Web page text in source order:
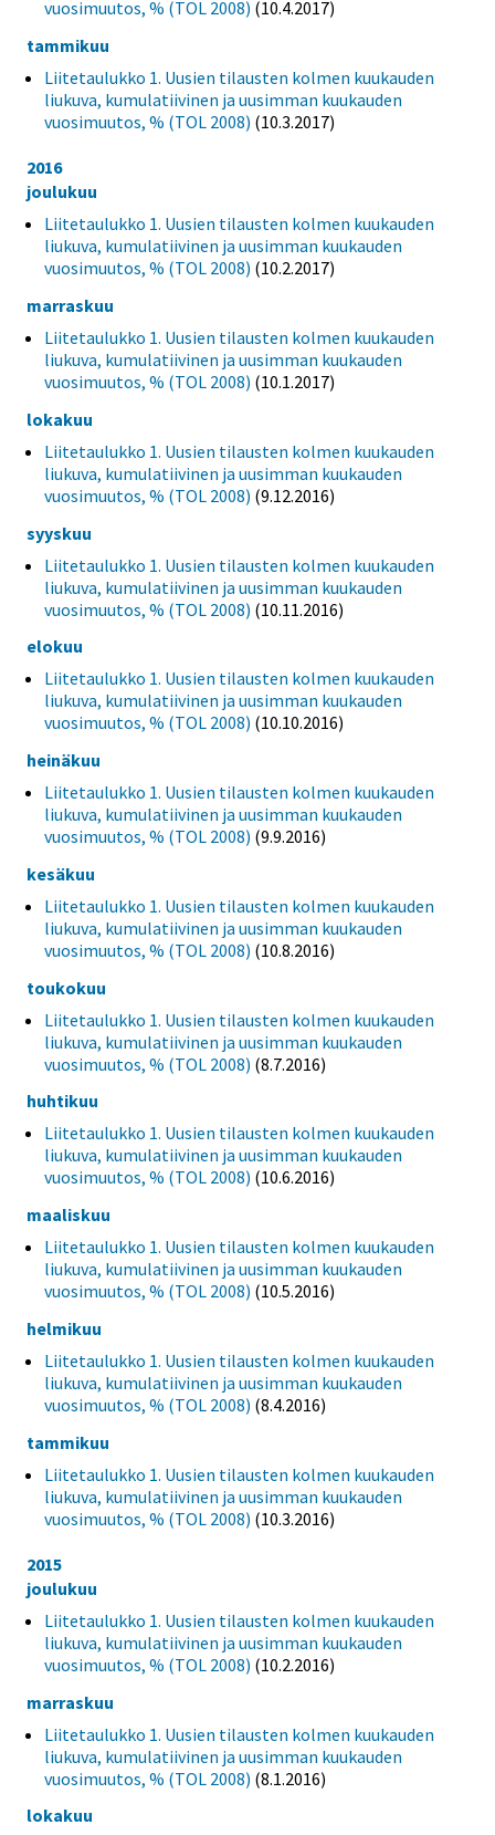
vuosimuutos, % (TOL 2008) (10.4.2017)
tammikuu
Liitetaulukko 1. Uusien tilausten kolmen kuukauden
liukuva, kumulatiivinen ja uusimman kuukauden
vuosimuutos, % (TOL 2008) (10.3.2017)
2016
joulukuu
Liitetaulukko 1. Uusien tilausten kolmen kuukauden
liukuva, kumulatiivinen ja uusimman kuukauden
vuosimuutos, % (TOL 2008) (10.2.2017)
marraskuu
Liitetaulukko 1. Uusien tilausten kolmen kuukauden
liukuva, kumulatiivinen ja uusimman kuukauden
vuosimuutos, % (TOL 2008) (10.1.2017)
lokakuu
Liitetaulukko 1. Uusien tilausten kolmen kuukauden
liukuva, kumulatiivinen ja uusimman kuukauden
vuosimuutos, % (TOL 2008) (9.12.2016)
syyskuu
Liitetaulukko 1. Uusien tilausten kolmen kuukauden
liukuva, kumulatiivinen ja uusimman kuukauden
vuosimuutos, % (TOL 2008) (10.11.2016)
elokuu
Liitetaulukko 1. Uusien tilausten kolmen kuukauden
liukuva, kumulatiivinen ja uusimman kuukauden
vuosimuutos, % (TOL 2008) (10.10.2016)
heinäkuu
Liitetaulukko 1. Uusien tilausten kolmen kuukauden
liukuva, kumulatiivinen ja uusimman kuukauden
vuosimuutos, % (TOL 2008) (9.9.2016)
kesäkuu
Liitetaulukko 1. Uusien tilausten kolmen kuukauden
liukuva, kumulatiivinen ja uusimman kuukauden
vuosimuutos, % (TOL 2008) (10.8.2016)
toukokuu
Liitetaulukko 1. Uusien tilausten kolmen kuukauden
liukuva, kumulatiivinen ja uusimman kuukauden
vuosimuutos, % (TOL 2008) (8.7.2016)
huhtikuu
Liitetaulukko 1. Uusien tilausten kolmen kuukauden
liukuva, kumulatiivinen ja uusimman kuukauden
vuosimuutos, % (TOL 2008) (10.6.2016)
maaliskuu
Liitetaulukko 1. Uusien tilausten kolmen kuukauden
liukuva, kumulatiivinen ja uusimman kuukauden
vuosimuutos, % (TOL 2008) (10.5.2016)
helmikuu
Liitetaulukko 1. Uusien tilausten kolmen kuukauden
liukuva, kumulatiivinen ja uusimman kuukauden
vuosimuutos, % (TOL 2008) (8.4.2016)
tammikuu
Liitetaulukko 1. Uusien tilausten kolmen kuukauden
liukuva, kumulatiivinen ja uusimman kuukauden
vuosimuutos, % (TOL 2008) (10.3.2016)
2015
joulukuu
Liitetaulukko 1. Uusien tilausten kolmen kuukauden
liukuva, kumulatiivinen ja uusimman kuukauden
vuosimuutos, % (TOL 2008) (10.2.2016)
marraskuu
Liitetaulukko 1. Uusien tilausten kolmen kuukauden
liukuva, kumulatiivinen ja uusimman kuukauden
vuosimuutos, % (TOL 2008) (8.1.2016)
lokakuu